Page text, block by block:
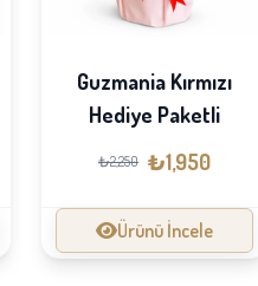
Guzmania Kırmızı
Hediye Paketli
₺2,250 ₺1,950
Ürünü İncele